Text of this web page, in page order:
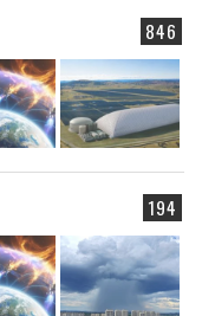
846
194